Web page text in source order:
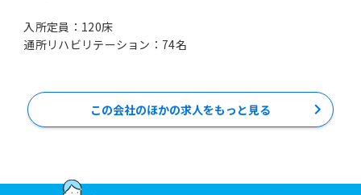
入所定員：120床
この会社のほかの求人をもっと見る